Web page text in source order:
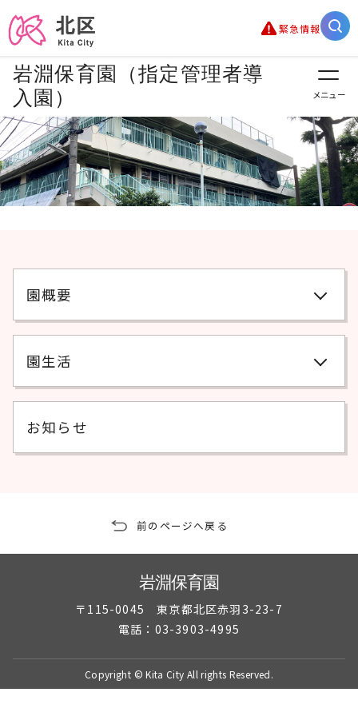
緊急情報
岩淵保育園（指定管理者導
入園）
メニュー
園概要
園生活
お知らせ
前のページへ戻る
岩淵保育園
〒115-0045 東京都北区赤羽3-23-7
電話：03-3903-4995
Copyright © Kita City All rights Reserved.